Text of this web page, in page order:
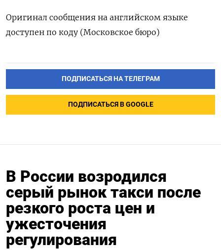
Оригинал сообщения на английском языке
доступен по коду (Московское бюро)
ПОДПИСАТЬСЯ НА ТЕЛЕГРАМ
ПОДПИСАТЬСЯ В GOOGLE
В России возродился
серый рынок такси после
резкого роста цен и
ужесточения
регулирования